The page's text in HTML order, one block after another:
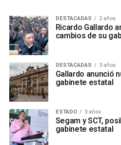
DESTACADAS 2 años
Ricardo Gallardo
cambios de su
DESTACADAS 3 años
Gallardo anunció
gabinete estatal
ESTADO 3 años
Segam y SCT,
gabinete estatal